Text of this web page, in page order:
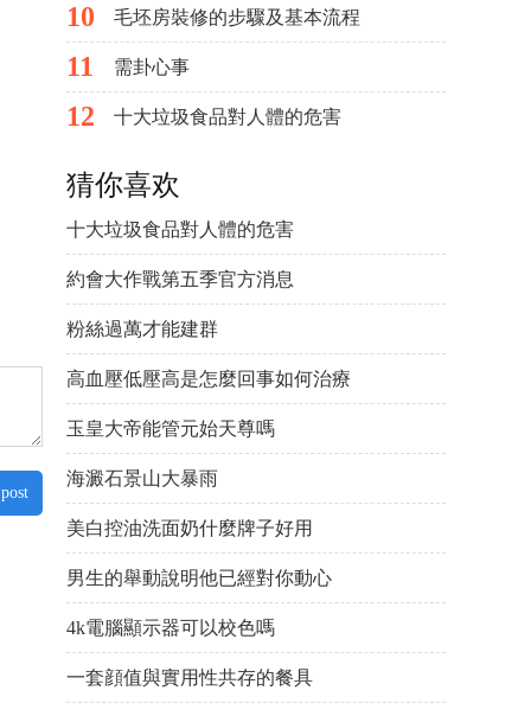
10 毛坯房裝修的步驟及基本流程
11 需卦心事
12 十大垃圾食品對人體的危害
猜你喜欢
十大垃圾食品對人體的危害
約會大作戰第五季官方消息
粉絲過萬才能建群
高血壓低壓高是怎麼回事如何治療
玉皇大帝能管元始天尊嗎
海澱石景山大暴雨
美白控油洗面奶什麼牌子好用
男生的舉動說明他已經對你動心
4k電腦顯示器可以校色嗎
一套顔值與實用性共存的餐具